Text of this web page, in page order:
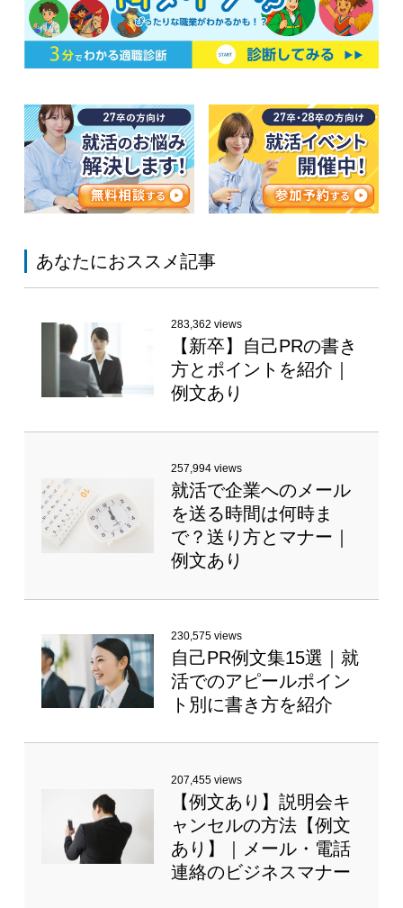
あなたにおススメ記事
283,362 views
【新卒】自己PRの書き
方とポイントを紹介｜
例文あり
257,994 views
就活で企業へのメール
を送る時間は何時ま
で？送り方とマナー｜
例文あり
230,575 views
自己PR例文集15選｜就
活でのアピールポイン
ト別に書き方を紹介
207,455 views
【例文あり】説明会キ
ャンセルの方法【例文
あり】｜メール・電話
連絡のビジネスマナー